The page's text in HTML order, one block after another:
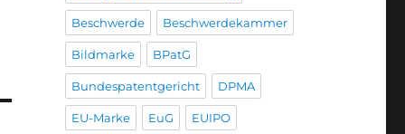
Beschwerde Beschwerdekammer
Bildmarke BPatG
Bundespatentgericht DPMA
EU-Marke EuG EUIPO